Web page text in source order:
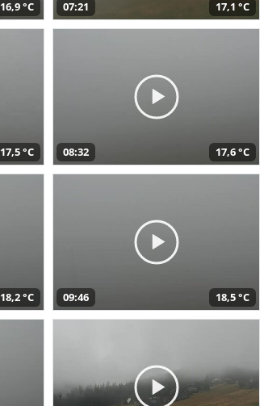
16,9 °C 07:21 17,1 °C
17,5 °C 08:32 17,6 °C
18,2 °C 09:46 18,5 °C